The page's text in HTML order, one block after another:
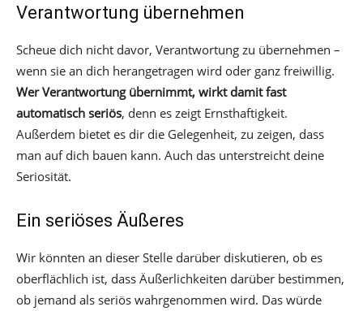
Verantwortung übernehmen
Scheue dich nicht davor, Verantwortung zu übernehmen –
wenn sie an dich herangetragen wird oder ganz freiwillig.
Wer Verantwortung übernimmt, wirkt damit fast
automatisch seriös, denn es zeigt Ernsthaftigkeit.
Außerdem bietet es dir die Gelegenheit, zu zeigen, dass
man auf dich bauen kann. Auch das unterstreicht deine
Seriosität.
Ein seriöses Äußeres
Wir könnten an dieser Stelle darüber diskutieren, ob es
oberflächlich ist, dass Äußerlichkeiten darüber bestimmen,
ob jemand als seriös wahrgenommen wird. Das würde